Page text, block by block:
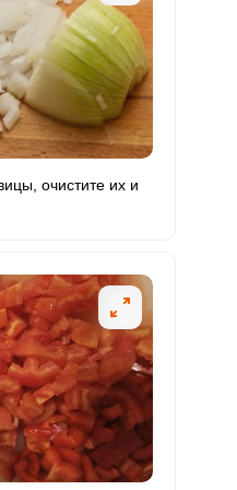
6 18.2
11 33.4
мг 0.5 1.6
13.2 40.1
1.9 5.7
6 18.1
4.1 12.4
очистите их и